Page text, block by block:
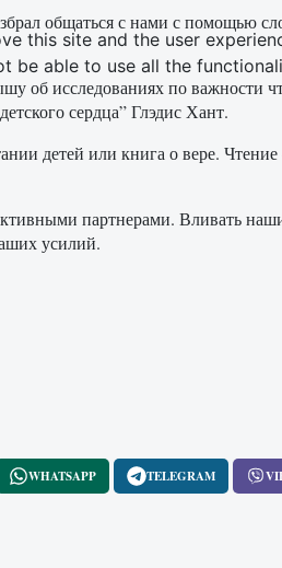
общаться с нами с помощью
об исследованиях по важности
сердца” Глэдис Хант.
детей или книга о вере.
партнерами. Вливать
усилий.
WHATSAPP TELEGRAM
this site and the user
be able to use all the